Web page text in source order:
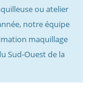
ou atelier
notre équipe
maquillage
Sud-Ouest de la